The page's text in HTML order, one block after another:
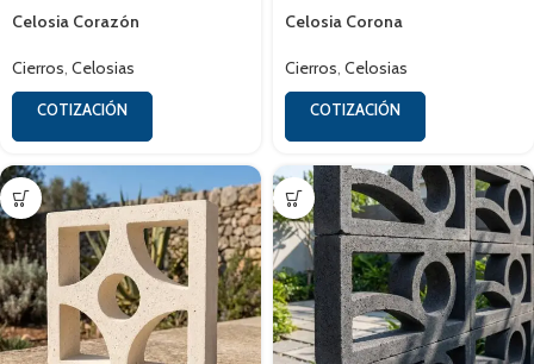
Celosia Corazón
Cierros, Celosias
COTIZACIÓN
Celosia Corona
Cierros, Celosias
COTIZACIÓN